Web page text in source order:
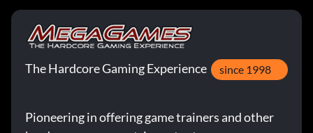
The Hardcore Gaming Experience since 1998
Pioneering in offering game trainers and other